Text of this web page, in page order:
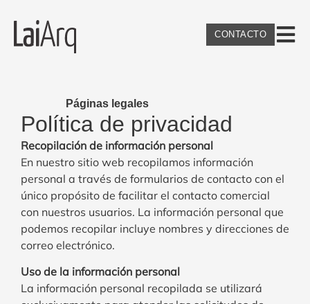
CONTACTO
Páginas legales
Política de privacidad
Recopilación de información personal
En nuestro sitio web recopilamos información
personal a través de formularios de contacto con el
único propósito de facilitar el contacto comercial
con nuestros usuarios. La información personal que
podemos recopilar incluye nombres y direcciones de
correo electrónico.
Uso de la información personal
La información personal recopilada se utilizará